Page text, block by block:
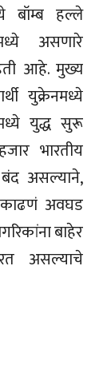
बॉम्ब हल्ले
असणारे
आहे. मुख्य
युक्रेनमध्ये
युद्ध सुरू
भारतीय
असल्याने,
काढणं अवघड
बाहेर
असल्याचे